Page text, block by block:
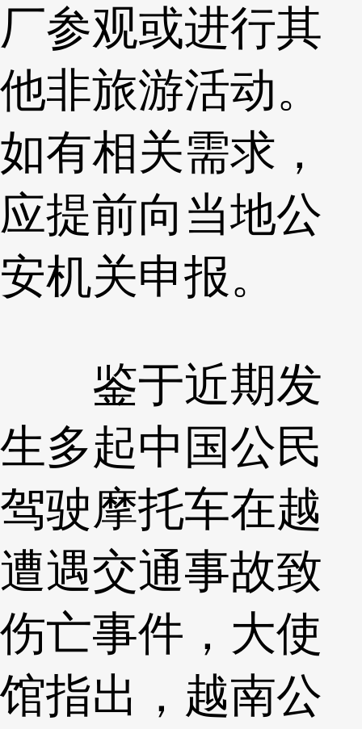
厂参观或进行其
他非旅游活动。
如有相关需求，
应提前向当地公
安机关申报。
鉴于近期发
生多起中国公民
驾驶摩托车在越
遭遇交通事故致
伤亡事件，大使
馆指出，越南公